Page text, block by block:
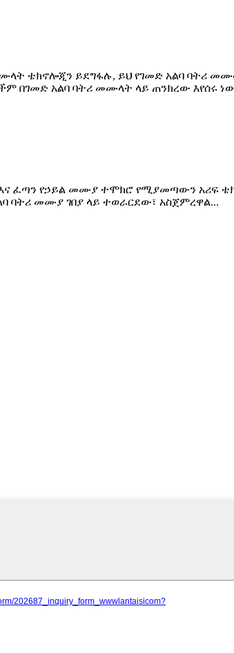
ቴክኖሎጂን ይደግፋሉ, ይህ የገመድ አልባ ባትሪ
በገመድ አልባ ባትሪ መሙላት ላይ ጠንክረው እየሰሩ
የኃይል መሙያ ተሞክሮ የሚያመጣውን አሪፍ
ባትሪ መሙያ ገበያ ላይ ተወራርደው፣ አስጀምረዋል...